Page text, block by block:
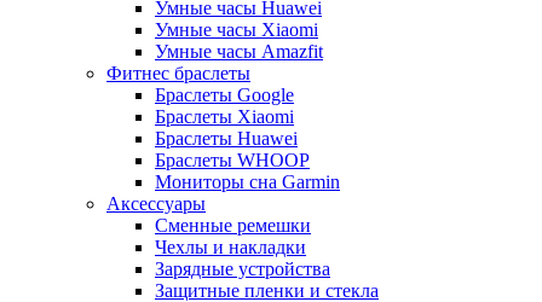
Умные часы Huawei
Умные часы Xiaomi
Умные часы Amazfit
Фитнес браслеты
Браслеты Google
Браслеты Xiaomi
Браслеты Huawei
Браслеты WHOOP
Мониторы сна Garmin
Аксессуары
Сменные ремешки
Чехлы и накладки
Зарядные устройства
Защитные пленки и стекла